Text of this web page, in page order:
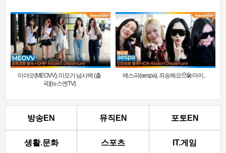
미야오(MEOVV), 미모가 넘사벽 (출
국)[뉴스엔TV]
에스파(aespa), 죄송해요🥺🎤마이..
방송EN 뮤직EN 포토EN
생활.문화 스포츠 IT.게임